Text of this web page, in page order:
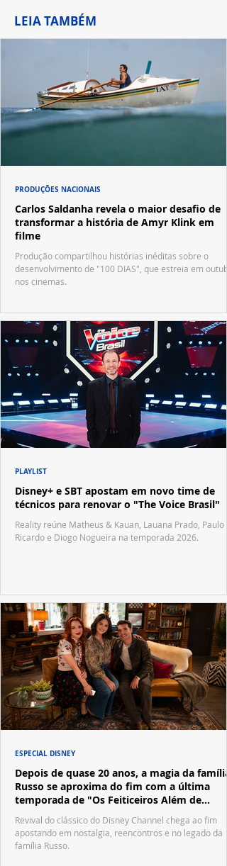
LEIA TAMBÉM
Carlos Saldanha revela o maior desafio de
transformar a história de Amyr Klink em
filme
Produção compartilhou histórias inéditas sobre o
desenvolvimento de "100 DIAS", que estreia em
nos cinemas.
PRODUÇÕES NACIONAIS
Disney+ e SBT apostam em novo time de
técnicos para renovar o "The Voice Brasil"
Reality reúne Matheus & Kauan, Lauana Prado, Paulo
Ricardo e Diogo Nogueira na temporada 2026.
PLAYLIST
Depois de quase 20 anos, a magia da família
Russo se aproxima do fim com a última
temporada de "Os Feiticeiros Além de
Revival do clássico do Disney Channel chega ao fim
apostando em nostalgia, reencontros e no legado da
família Russo.
ESPECIAL DISNEY